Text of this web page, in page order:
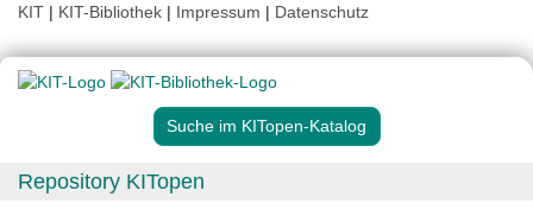
KIT | KIT-Bibliothek | Impressum | Datenschutz
Suche im KITopen-Katalog
Repository KITopen